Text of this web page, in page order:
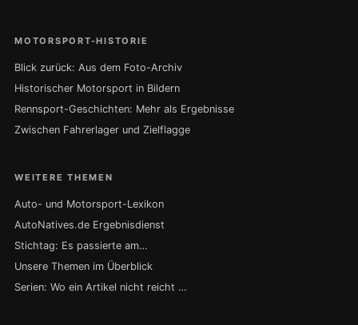
MOTORSPORT-HISTORIE
Blick zurück: Aus dem Foto-Archiv
Historischer Motorsport in Bildern
Rennsport-Geschichten: Mehr als Ergebnisse
Zwischen Fahrerlager und Zielflagge
WEITERE THEMEN
Auto- und Motorsport-Lexikon
AutoNatives.de Ergebnisdienst
Stichtag: Es passierte am…
Unsere Themen im Überblick
Serien: Wo ein Artikel nicht reicht …